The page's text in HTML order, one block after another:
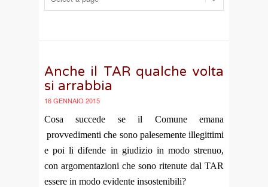
Anche il TAR qualche volta
si arrabbia
16 GENNAIO 2015
Cosa succede se il Comune emana
provvedimenti che sono palesemente illegittimi
e poi li difende in giudizio in modo strenuo,
con argomentazioni che sono ritenute dal TAR
essere in modo evidente insostenibili?